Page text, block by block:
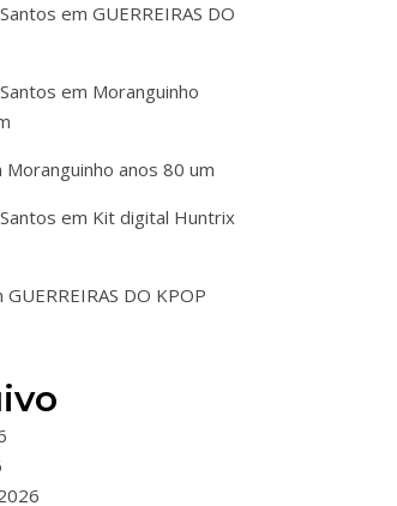
em GUERREIRAS DO
em Moranguinho
Moranguinho anos 80 um
em Kit digital Huntrix
GUERREIRAS DO KPOP